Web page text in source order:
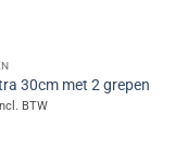
30cm met 2 grepen
Incl. BTW